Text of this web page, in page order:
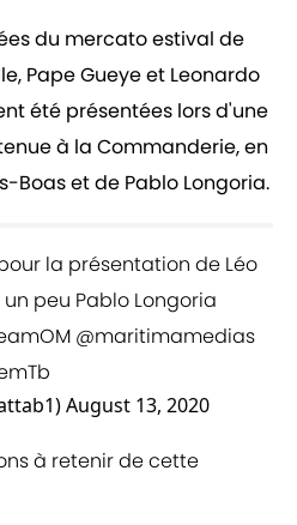
du mercato estival de
Pape Gueye et Leonardo
été présentées lors d'une
à la Commanderie, en
Boas et de Pablo Longoria.
la présentation de Léo
peu Pablo Longoria
@maritimamedias
August 13, 2020
à retenir de cette